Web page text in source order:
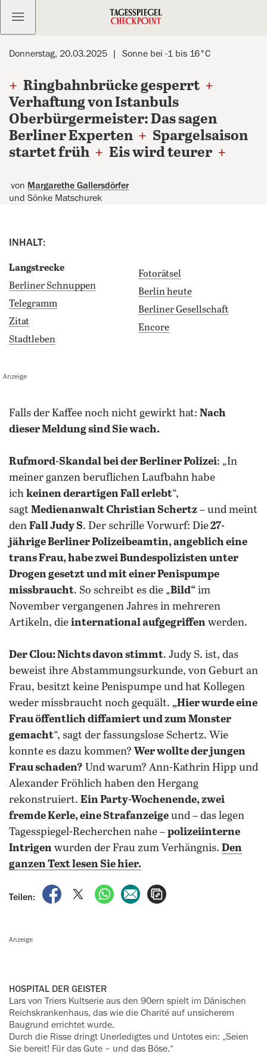
Kostenlos anmelden
Donnerstag, 20.03.2025 Sonne bei -1 bis 16°C
+ Ringbahnbrücke gesperrt +
Verhaftung von Istanbuls
Oberbürgermeister: Das sagen
Berliner Experten + Spargelsaison
startet früh + Eis wird teurer +
von Margarethe Gallersdörfer
und Sönke Matschurek
INHALT:
Langstrecke
Berliner Schnuppen
Telegramm
Zitat
Stadtleben
Fotorätsel
Berlin heute
Berliner Gesellschaft
Encore
Anzeige
falls der Kaffee noch nicht gewirkt hat: Nach
dieser Meldung sind Sie wach.
Rufmord-Skandal bei der Berliner Polizei: „In
meiner ganzen beruflichen Laufbahn habe
ich keinen derartigen Fall erlebt“,
sagt Medienanwalt Christian Schertz – und meint
den Fall Judy S. Der schrille Vorwurf: Die27-
jährige Berliner Polizeibeamtin, angeblich eine
trans Frau, habe zwei Bundespolizisten unter
Drogen gesetzt und mit einer Penispumpe
missbraucht. So schreibt es die „Bild“ im
November vergangenen Jahres in mehreren
Artikeln, die international aufgegriffen werden.
Der Clou: Nichts davon stimmt. Judy S. ist, das
beweist ihre Abstammungsurkunde, von Geburt an
Frau, besitzt keine Penispumpe und hat Kollegen
weder missbraucht noch gequält. „Hier wurde eine
Frau öffentlich diffamiert und zum Monster
gemacht“, sagt der fassungslose Schertz. Wie
konnte es dazu kommen? Wer wollte der jungen
Frau schaden? Und warum? Ann-Kathrin Hipp und
Alexander Fröhlich haben den Hergang
rekonstruiert. Ein Party-Wochenende, zwei
fremde Kerle, eine Strafanzeige und – das legen
Tagesspiegel-Recherchen nahe – polizeiinterne
Intrigen wurden der Frau zum Verhängnis. Den
ganzen Text lesen Sie hier.
Teilen:
auf Facebook teilen
auf X teilenper WhatsApp teilen
per E-Mail teilen
Anzeige
HOSPITAL DER GEISTER
Lars von Triers Kultserie aus den 90ern spielt im Dänischen
Reichskranken­haus, das wie die Charité auf unsicherem
Baugrund errichtet wurde.
Durch die Risse dringt Unerledigtes und Untotes ein: „Seien
Sie bereit! Für das Gute – und das Böse.“